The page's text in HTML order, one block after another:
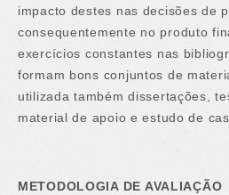
impacto destes nas decisões de
consequentemente no produto
exercícios constantes nas
formam bons conjuntos de
utilizada também dissertações,
material de apoio e estudo de
METODOLOGIA DE AVALIAÇÃO